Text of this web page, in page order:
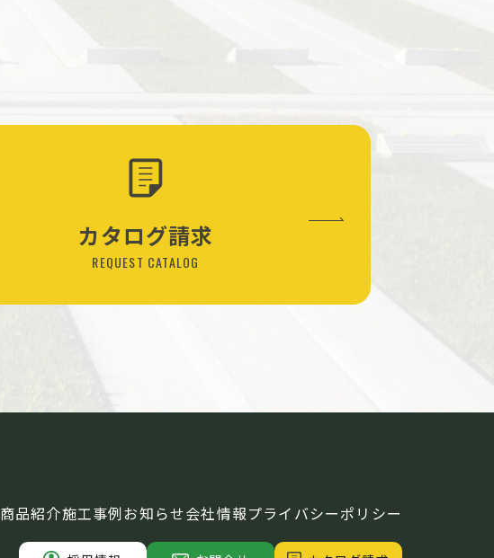
カタログ請求
REQUEST CATALOG
商品紹介施工事例お知らせ会社情報プライバシーポリシー